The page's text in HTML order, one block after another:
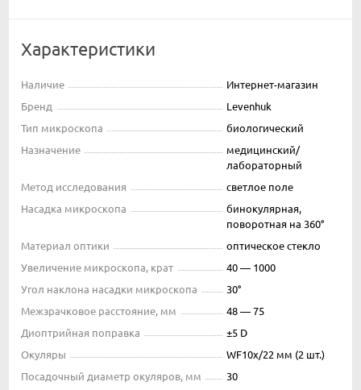
Характеристики
Наличие
Интернет-магазин
Бренд
Levenhuk
Тип микроскопа
биологический
Назначение
медицинский/
лабораторный
Метод исследования
светлое поле
Насадка микроскопа
бинокулярная,
поворотная на 360°
Материал оптики
оптическое стекло
Увеличение микроскопа, крат
40 — 1000
Угол наклона насадки микроскопа
30°
Межзрачковое расстояние, мм
48 — 75
Диоптрийная поправка
±5 D
Окуляры
WF10х/22 мм (2 шт.)
Посадочный диаметр окуляров, мм
30